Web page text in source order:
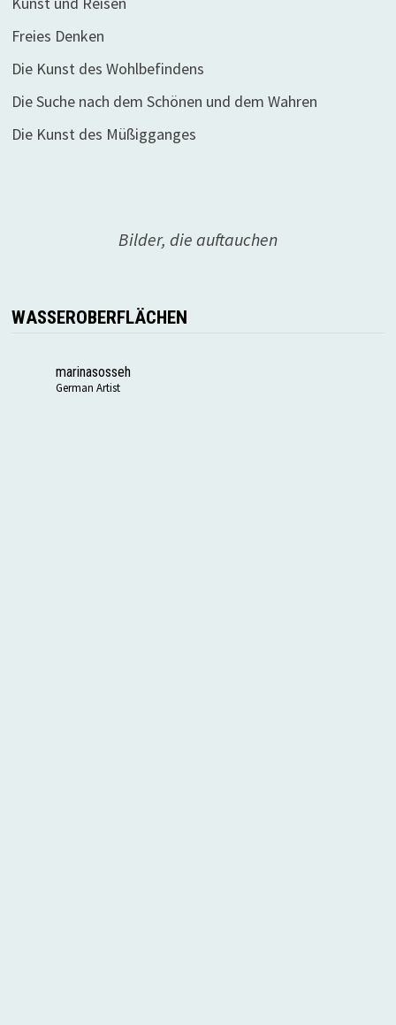
Freies Denken
Die Kunst des Wohlbefindens
Die Suche nach dem Schönen und dem Wahren
Die Kunst des Müßigganges
Bilder, die auftauchen
WASSEROBERFLÄCHEN
marinasosseh
German Artist